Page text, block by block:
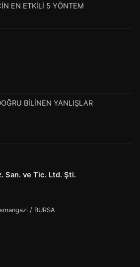
EN ETKİLİ 5 YÖNTEM
BİLİNEN YANLIŞLAR
San. ve Tic. Ltd. Şti.
/ BURSA